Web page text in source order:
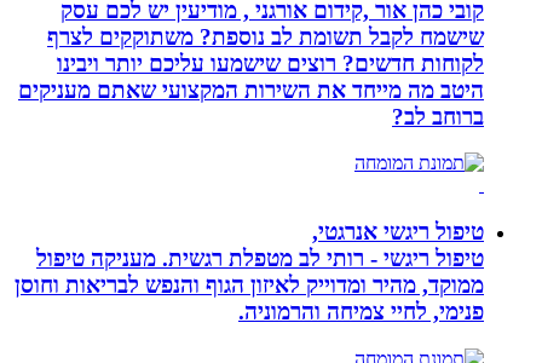
קובי כהן אור ,קידום אורגני , מודיעין יש לכם עסק
שישמח לקבל תשומת לב נוספת? משתוקקים לצרף
לקוחות חדשים? רוצים שישמעו עליכם יותר ויבינו
היטב מה מייחד את השירות המקצועי שאתם מעניקים
ברוחב לב?
טיפול ריגשי אנרגטי,
טיפול ריגשי - רותי לב מטפלת רגשית. מעניקה טיפול
ממוקד, מהיר ומדוייק לאיזון הגוף והנפש לבריאות וחוסן
פנימי, לחיי צמיחה והרמוניה.